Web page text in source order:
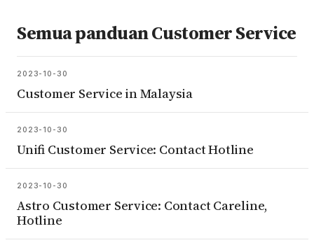
Semua panduan Customer Service
Customer Service in Malaysia
2023-10-30
Unifi Customer Service: Contact Hotline
2023-10-30
Astro Customer Service: Contact Careline,
Hotline
2023-10-30